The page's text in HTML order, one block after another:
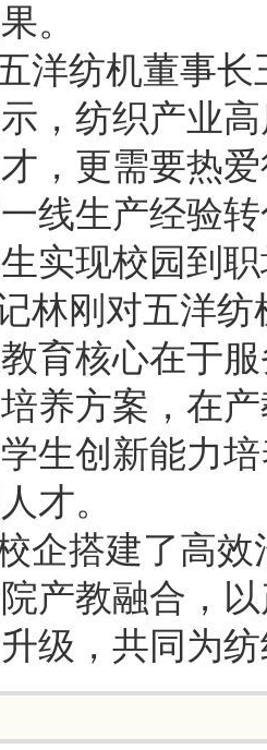
。
洋纺机董事
，纺织产业
，更需要热
线生产经验
实现校园到
林刚对五洋
育核心在于
养方案，在
生创新能力
才。
企搭建了高
产教融合，
级，共同为